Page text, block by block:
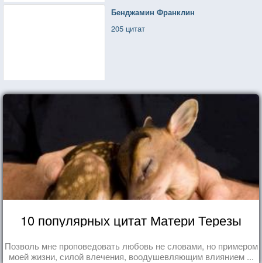
Бенджамин Франклин
205 цитат
10 популярных цитат Матери Терезы
Позволь мне проповедовать любовь не словами, но примером
моей жизни, силой влечения, воодушевляющим влиянием ...